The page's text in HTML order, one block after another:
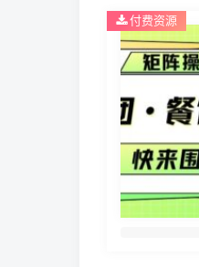
付费资源